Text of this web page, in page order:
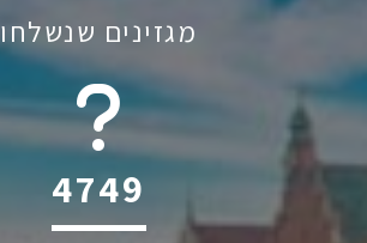
מגזינים שנשלחו
6045